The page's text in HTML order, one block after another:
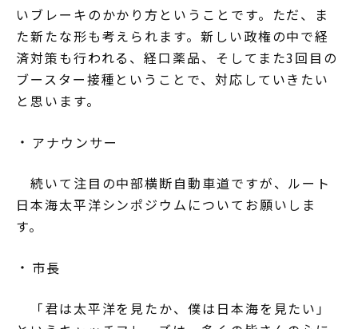
いブレーキのかかり方ということです。ただ、ま
た新たな形も考えられます。新しい政権の中で経
済対策も行われる、経口薬品、そしてまた3回目の
ブースター接種ということで、対応していきたい
と思います。
アナウンサー
続いて注目の中部横断自動車道ですが、ルート
日本海太平洋シンポジウムについてお願いしま
す。
市長
「君は太平洋を見たか、僕は日本海を見たい」